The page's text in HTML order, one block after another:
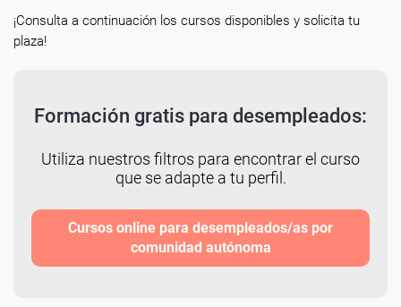
¡Consulta a continuación los cursos disponibles y solicita tu
plaza!
Formación gratis para desempleados:
Utiliza nuestros filtros para encontrar el curso
que se adapte a tu perfil.
Cursos online para desempleados/as por
comunidad autónoma